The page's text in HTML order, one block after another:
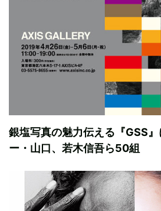
銀塩写真の魅力伝える『GSS
ー・山口、若木信吾ら50組